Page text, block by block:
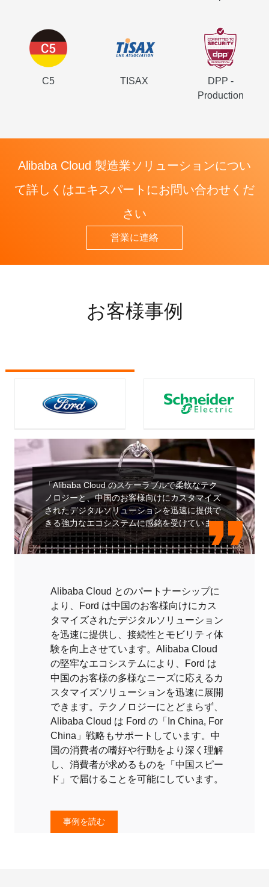
C5 TISAX
DPP -
Production
Alibaba Cloud 製造業ソリューションについ
て詳しくはエキスパートにお問い合わせくだ
さい
営業に連絡
お客様事例
「Alibaba Cloud のスケーラブルで柔軟なテク
ノロジーと、中国のお客様向けにカスタマイズ
されたデジタルソリューションを迅速に提供で
きる強力なエコシステムに感銘を受けていま
す。Alibaba Cloud のローカル市場に関するイ
ンサイトと信頼性の高いテクノロジーは、当社
— Robert Hou、Director, Mobility Platforms
and Products、Ford Asia Pacific
Alibaba Cloud とのパートナーシップに
より、Ford は中国のお客様向けにカス
タマイズされたデジタルソリューション
を迅速に提供し、接続性とモビリティ体
験を向上させています。Alibaba Cloud
の堅牢なエコシステムにより、Ford は
中国のお客様の多様なニーズに応えるカ
スタマイズソリューションを迅速に展開
できます。テクノロジーにとどまらず、
Alibaba Cloud は Ford の「In China, For
China」戦略もサポートしています。中
国の消費者の嗜好や行動をより深く理解
し、消費者が求めるものを「中国スピー
ド」で届けることを可能にしています。
事例を読む